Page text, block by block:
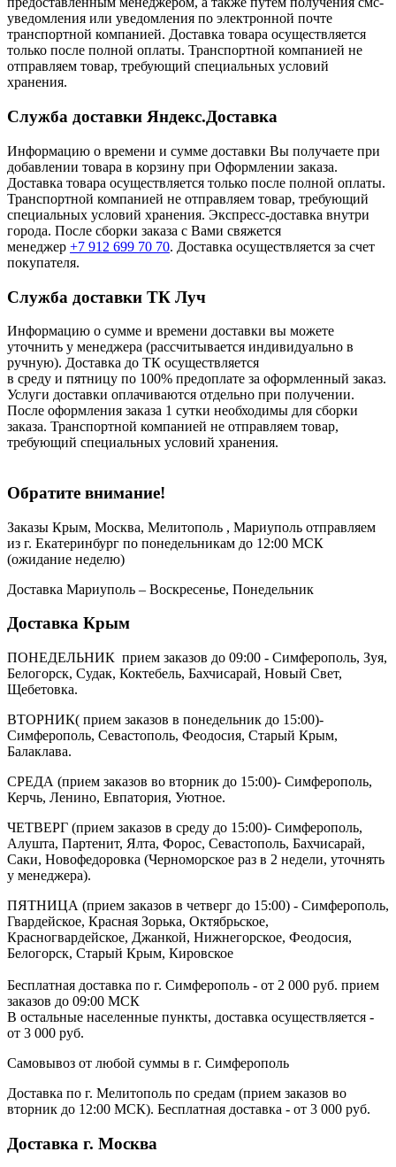
уведомления или уведомления по электронной почте
транспортной компанией. Доставка товара осуществляется
только после полной оплаты. Транспортной компанией не
отправляем товар, требующий специальных условий
хранения.
Служба доставки Яндекс.Доставка
Информацию о времени и сумме доставки Вы получаете при
добавлении товара в корзину при Оформлении заказа.
Доставка товара осуществляется только после полной оплаты.
Транспортной компанией не отправляем товар, требующий
специальных условий хранения. Экспресс-доставка внутри
города. После сборки заказа с Вами свяжется
менеджер +7 912 699 70 70. Доставка осуществляется за счет
покупателя.
Служба доставки ТК Луч
Информацию о сумме и времени доставки вы можете
уточнить у менеджера (рассчитывается индивидуально в
ручную). Доставка до ТК осуществляется
в среду и пятницу по 100% предоплате за оформленный заказ.
Услуги доставки оплачиваются отдельно при получении.
После оформления заказа 1 сутки необходимы для сборки
заказа. Транспортной компанией не отправляем товар,
требующий специальных условий хранения.
Обратите внимание!
Заказы Крым, Москва, Мелитополь , Мариуполь отправляем
из г. Екатеринбург по понедельникам до 12:00 МСК
(ожидание неделю)
Доставка Мариуполь – Воскресенье, Понедельник
Доставка Крым
ПОНЕДЕЛЬНИК прием заказов до 09:00 - Симферополь, Зуя,
Белогорск, Судак, Коктебель, Бахчисарай, Новый Свет,
Щебетовка.
ВТОРНИК( прием заказов в понедельник до 15:00)-
Симферополь, Севастополь, Феодосия, Старый Крым,
Балаклава.
СРЕДА (прием заказов во вторник до 15:00)- Симферополь,
Керчь, Ленино, Евпатория, Уютное.
ЧЕТВЕРГ (прием заказов в среду до 15:00)- Симферополь,
Алушта, Партенит, Ялта, Форос, Севастополь, Бахчисарай,
Саки, Новофедоровка (Черноморское раз в 2 недели, уточнять
у менеджера).
ПЯТНИЦА (прием заказов в четверг до 15:00) - Симферополь,
Гвардейское, Красная Зорька, Октябрьское,
Красногвардейское, Джанкой, Нижнегорское, Феодосия,
Белогорск, Старый Крым, Кировское
Бесплатная доставка по г. Симферополь - от 2 000 руб. прием
заказов до 09:00 МСК
В остальные населенные пункты, доставка осуществляется -
от 3 000 руб.
Самовывоз от любой суммы в г. Симферополь
Доставка по г. Мелитополь по средам (прием заказов во
вторник до 12:00 МСК). Бесплатная доставка - от 3 000 руб.
Доставка г. Москва